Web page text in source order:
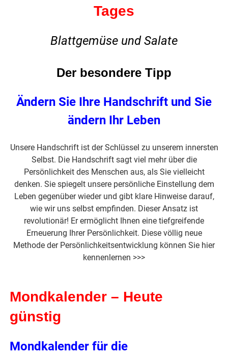
Tages
Blattgemüse und Salate
Der besondere Tipp
Ändern Sie Ihre Handschrift und Sie
ändern Ihr Leben
Unsere Handschrift ist der Schlüssel zu unserem innersten
Selbst. Die Handschrift sagt viel mehr über die
Persönlichkeit des Menschen aus, als Sie vielleicht
denken. Sie spiegelt unsere persönliche Einstellung dem
Leben gegenüber wieder und gibt klare Hinweise darauf,
wie wir uns selbst empfinden. Dieser Ansatz ist
revolutionär! Er ermöglicht Ihnen eine tiefgreifende
Erneuerung Ihrer Persönlichkeit. Diese völlig neue
Methode der Persönlichkeitsentwicklung können Sie hier
kennenlernen >>>
Mondkalender – Heute
günstig
Mondkalender für die